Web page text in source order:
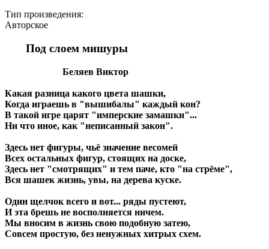
Тип произведения:
Авторское
Под слоем мишуры
Беляев Виктор
Какая разница какого цвета шашки,
Когда играешь в "вышибалы" каждый кон?
В такой игре царят "имперские замашки"...
Ни что иное, как "неписанный закон".
Здесь нет фигуры, чьё значение весомей
Всех остальных фигур, стоящих на доске,
Здесь нет "смотрящих" и тем паче, кто "на стрёме",
Вся шашек жизнь, увы, на дерева куске.
Один щелчок всего и вот... ряды пустеют,
И эта брешь не восполняется ничем.
Мы вносим в жизнь свою подобную затею,
Совсем простую, без ненужных хитрых схем.